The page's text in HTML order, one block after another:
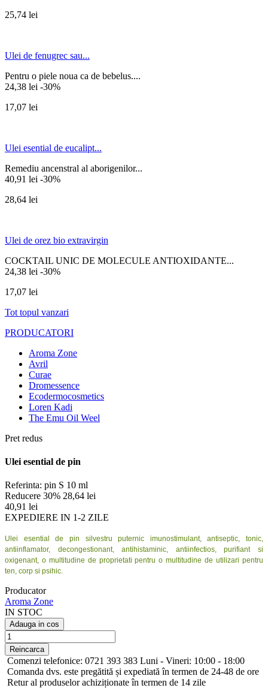
25,74 lei
Ulei de fenugrec sau...
Pentru o piele noua ca de bebelus....
24,38 lei -30%
17,07 lei
Ulei esential de eucalipt...
Remediu ancenstral al aborigenilor...
40,91 lei -30%
28,64 lei
Ulei de orez bio extravirgin
COCKTAIL UNIC DE MOLECULE ANTIOXIDANTE...
24,38 lei -30%
17,07 lei
Tot topul vanzari
PRODUCATORI
Aroma Zone
Avril
Curae
Dromessence
Ecodermocosmetics
Loren Kadi
The Emu Oil Weel
Pret redus
Ulei esential de pin
Referinta: pin S 10 ml
Reducere 30% 28,64 lei
40,91 lei
EXPEDIERE IN 1-2 ZILE
Ulei esential de pin silvestru puternic imunostimulant, antiseptic, tonic,
antiinflamator, decongestionant, antihistaminic, antiinfectios, purifiant si
oxigenant, o multitudine de proprietati pentru o multitudine de utilizari pentru
ten, corp si psihic.
Producator
Aroma Zone
IN STOC
Adauga in cos
Comenzi telefonice: 0721 393 383 Luni - Vineri: 10:00 - 18:00
Comanda dvs. este pregătită și expediată în termen de 24-48 de ore
Retur al produselor achiziționate în termen de 14 zile